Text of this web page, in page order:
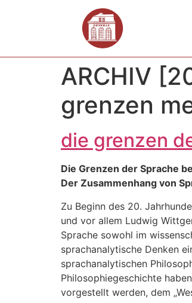
ARCHIV
grenzen
die grenzen
Die Grenzen der Sprache
Der Zusammenhang von
Zu Beginn des 20.
und vor allem Ludwig
Sprache sowohl im
sprachanalytische Denken
sprachanalytischen
Philosophiegeschichte
vorgestellt werden, dem